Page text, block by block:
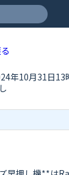
年10月31日13